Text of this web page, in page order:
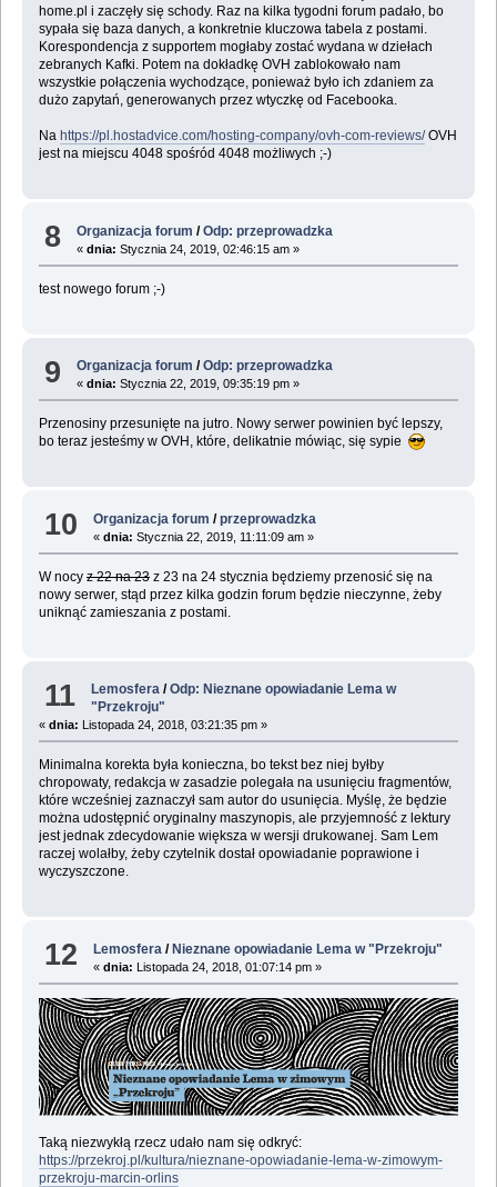
home.pl i zaczęły się schody. Raz na kilka tygodni forum padało, bo
sypała się baza danych, a konkretnie kluczowa tabela z postami.
Korespondencja z supportem mogłaby zostać wydana w dziełach
zebranych Kafki. Potem na dokładkę OVH zablokowało nam
wszystkie połączenia wychodzące, ponieważ było ich zdaniem za
dużo zapytań, generowanych przez wtyczkę od Facebooka.
Na https://pl.hostadvice.com/hosting-company/ovh-com-reviews/OVH
jest na miejscu 4048 spośród 4048 możliwych ;-)
8 Organizacja forum /Odp: przeprowadzka
«dnia: Stycznia 24, 2019, 02:46:15 am »
test nowego forum ;-)
9 Organizacja forum /Odp: przeprowadzka
«dnia: Stycznia 22, 2019, 09:35:19 pm »
Przenosiny przesunięte na jutro. Nowy serwer powinien być lepszy,
bo teraz jesteśmy w OVH, które, delikatnie mówiąc, się sypie
10 Organizacja forum /przeprowadzka
«dnia: Stycznia 22, 2019, 11:11:09 am »
W nocy z 22 na 23z 23 na 24 stycznia będziemy przenosić się na
nowy serwer, stąd przez kilka godzin forum będzie nieczynne, żeby
uniknąć zamieszania z postami.
11 Lemosfera /Odp: Nieznane opowiadanie Lema w
"Przekroju"
« dnia: Listopada 24, 2018, 03:21:35 pm »
Minimalna korekta była konieczna, bo tekst bez niej byłby
chropowaty, redakcja w zasadzie polegała na usunięciu fragmentów,
które wcześniej zaznaczył sam autor do usunięcia. Myślę, że będzie
można udostępnić oryginalny maszynopis, ale przyjemność z lektury
jest jednak zdecydowanie większa w wersji drukowanej. Sam Lem
raczej wolałby, żeby czytelnik dostał opowiadanie poprawione i
wyczyszczone.
12 Lemosfera /Nieznane opowiadanie Lema w "Przekroju"
«dnia: Listopada 24, 2018, 01:07:14 pm »
Taką niezwykłą rzecz udało nam się odkryć:
https://przekroj.pl/kultura/nieznane-opowiadanie-lema-w-zimowym-
przekroju-marcin-orlins